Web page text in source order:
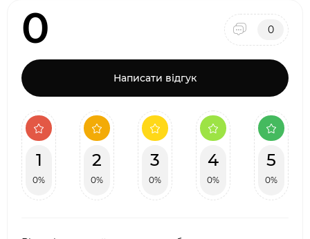
0 0
Написати відгук
1
0%
2
0%
3
0%
4
0%
5
0%